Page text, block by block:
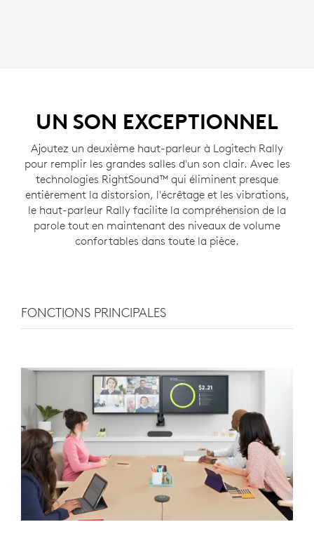
UN SON EXCEPTIONNEL
Ajoutez un deuxième haut-parleur à Logitech Rally
pour remplir les grandes salles d'un son clair. Avec les
technologies RightSound™ qui éliminent presque
entièrement la distorsion, l'écrêtage et les vibrations,
le haut-parleur Rally facilite la compréhension de la
parole tout en maintenant des niveaux de volume
confortables dans toute la pièce.
FONCTIONS PRINCIPALES